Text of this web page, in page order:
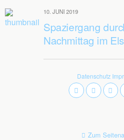
10. JUNI 2019
Spaziergang
Nachmittag im
Datenschutz
Zum